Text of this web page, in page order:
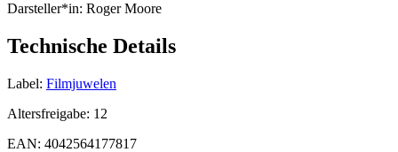
Darsteller*in: Roger Moore
Technische Details
Label: Filmjuwelen
Altersfreigabe: 12
EAN: 4042564177817